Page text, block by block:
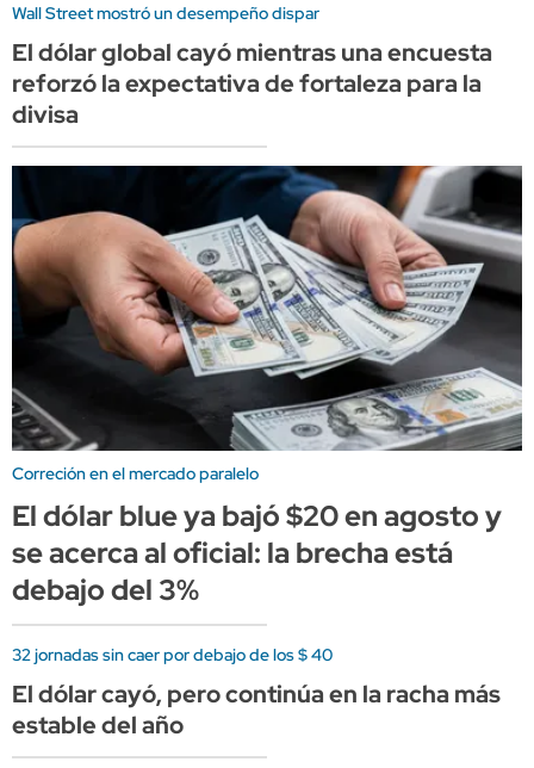
Wall Street mostró un desempeño dispar
El dólar global cayó mientras una encuesta
reforzó la expectativa de fortaleza para la
divisa
Correción en el mercado paralelo
El dólar blue ya bajó $20 en agosto y
se acerca al oficial: la brecha está
debajo del 3%
32 jornadas sin caer por debajo de los $ 40
El dólar cayó, pero continúa en la racha más
estable del año